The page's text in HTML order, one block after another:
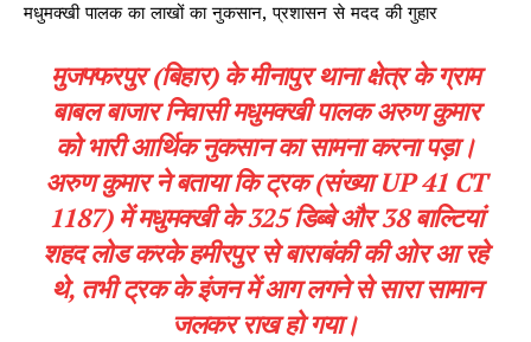
मधुमक्खी पालक का लाखों का नुकसान, प्रशासन से मदद की गुहार
मुजफ्फरपुर (बिहार) के मीनापुर थाना क्षेत्र के ग्राम
बाबल बाजार निवासी मधुमक्खी पालक अरुण कुमार
को भारी आर्थिक नुकसान का सामना करना पड़ा।
अरुण कुमार ने बताया कि ट्रक (संख्या UP 41 CT
1187) में मधुमक्खी के 325 डिब्बे और 38 बाल्टियां
शहद लोड करके हमीरपुर से बाराबंकी की ओर आ रहे
थे, तभी ट्रक के इंजन में आग लगने से सारा सामान
जलकर राख हो गया।